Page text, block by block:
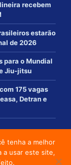
recebem
estarão
de 2026
para o Mundial
Jiu-jitsu
175 vagas
Detran e
reservados
tenha a melhor
a usar este site,